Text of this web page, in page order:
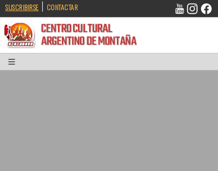
SUSCRIBIRSE | CONTACTAR
CENTRO CULTURAL
ARGENTINO DE MONTAÑA